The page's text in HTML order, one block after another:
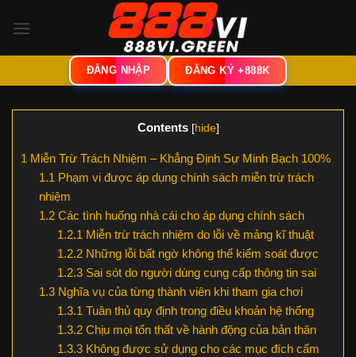
qua
ĐĂNG NHẬP ĐĂNG KÝ +888K
Contents [hide]
1 Miễn Trừ Trách Nhiệm – Khẳng Định Sự Minh Bạch 100%
1.1 Phạm vi được áp dụng chính sách miễn trừ trách
nhiệm
1.2Các tình huống nhà cái cho áp dụng chính sách
1.2.1 Miễn trừ trách nhiệm do lỗi về mảng kĩ thuật
1.2.2Những lỗi bất ngờ không thể kiểm soát được
1.2.3Sai sót do người dùng cung cấp thông tin sai
1.3Nghĩa vụ của từng thành viên khi tham gia chơi
1.3.1 Tuân thủ quy định trong điều khoản hệ thống
1.3.2Chịu mọi tổn thất về hành động của bản thân
1.3.3Không được sử dụng cho các mục đích cấm